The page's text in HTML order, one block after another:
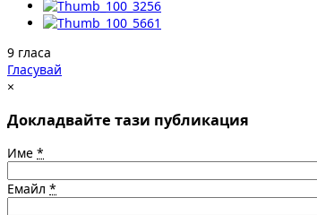
9 гласа
Гласувай
×
Докладвайте тази публикация
Име *
Емайл *